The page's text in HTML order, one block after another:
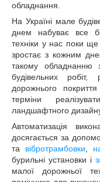
обладнання.
На Україні мале
днем набуває все
техніки у нас поки ще
зростає з кожним
такому обладнанню
будівельних
дорожнього
терміни
ландшафтного
Автоматизація
досягається за
та вібротрамбовки
бурильні установки і
малої дорожньої